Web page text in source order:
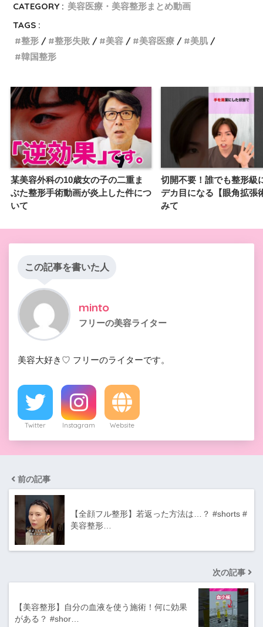
CATEGORY : 美容医療・美容整形まとめ動画
TAGS :
整形
整形失敗 美容 美容医療
美肌
韓国整形
某美容外科の10歳女の子の二重ま
ぶた整形手術動画が炎上した件につ
いて
切開不要！誰でも整形級
デカ目になる【眼角拡張
みて
この記事を書いた人
minto
フリーの美容ライター
美容大好き♡ フリーのライターです。
Twitter Instagram Website
前の記事
【全顔フル整形】若返った方法は…？ #shorts #
美容整形…
次の記事
【美容整形】自分の血液を使う施術！何に効果
がある？ #shor…